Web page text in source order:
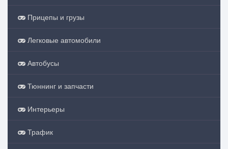
Прицепы и грузы
Легковые автомобили
Автобусы
Тюннинг и запчасти
Интерьеры
Трафик